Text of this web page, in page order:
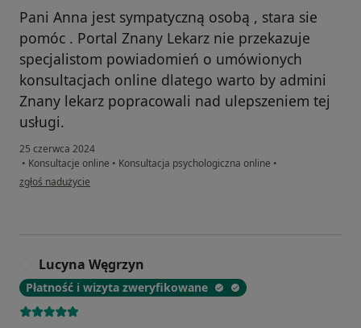
Pani Anna jest sympatyczną osobą , stara sie
pomóc . Portal Znany Lekarz nie przekazuje
specjalistom powiadomień o umówionych
konsultacjach online dlatego warto by admini
Znany lekarz popracowali nad ulepszeniem tej
usługi.
25 czerwca 2024
• Konsultacje online • Konsultacja psychologiczna online •
w opinii użytkownika Gg
zgłoś nadużycie
Lucyna Węgrzyn
Płatność i wizyta zweryfikowane